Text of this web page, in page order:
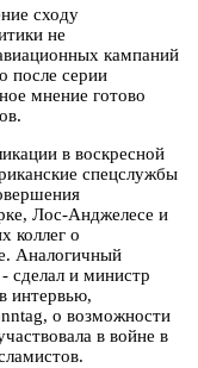
сходу
не
кампаний
после серии
мнение готово
в воскресной
спецслужбы
Лос-Анджелесе и
коллег о
Аналогичный
сделал и министр
интервью,
о возможности
в войне в